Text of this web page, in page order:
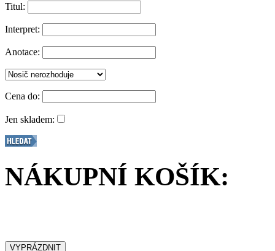
Titul:
Interpret:
Anotace:
Cena do:
Jen skladem:
NÁKUPNÍ KOŠÍK: